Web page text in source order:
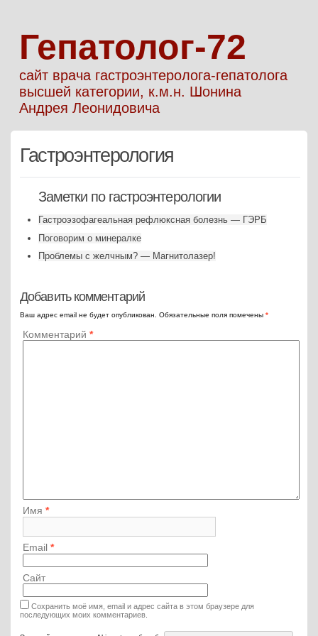
Гепатолог-72
сайт врача гастроэнтеролога-гепатолога
высшей категории, к.м.н. Шонина
Андрея Леонидовича
Гастроэнтерология
Заметки по гастроэнтерологии
Гастроэзофагеальная рефлюксная болезнь — ГЭРБ
Поговорим о минералке
Проблемы с желчным? — Магнитолазер!
Добавить комментарий
Ваш адрес email не будет опубликован. Обязательные поля помечены *
Комментарий *
Имя *
Email *
Сайт
Сохранить моё имя, email и адрес сайта в этом браузере для
последующих моих комментариев.